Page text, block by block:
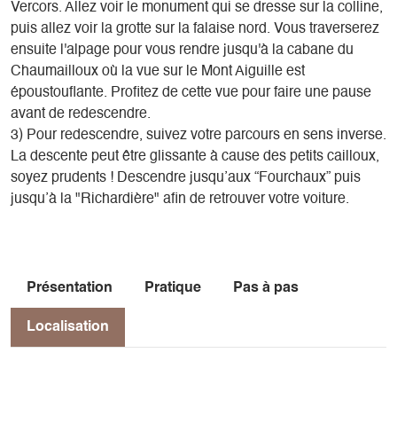
Vercors. Allez voir le monument qui se dresse sur la colline,
puis allez voir la grotte sur la falaise nord. Vous traverserez
ensuite l'alpage pour vous rendre jusqu'à la cabane du
Chaumailloux où la vue sur le Mont Aiguille est
époustouflante. Profitez de cette vue pour faire une pause
avant de redescendre.
3) Pour redescendre, suivez votre parcours en sens inverse.
La descente peut être glissante à cause des petits cailloux,
soyez prudents ! Descendre jusqu’aux “Fourchaux” puis
jusqu’à la "Richardière" afin de retrouver votre voiture.
Présentation Pratique Pas à pas
Localisation